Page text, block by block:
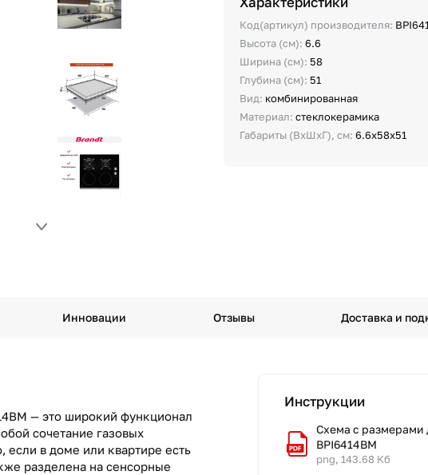
Код(артикул) производителя:
Высота (см):6.6
Ширина (см): 58
Глубина (см): 51
Вид: комбинированная
Материал:стеклокерамика
Габариты (ВхШхГ), см:6.6х58х51
Инновации Отзывы Доставка и
— это широкий функционал
сочетание газовых
если в доме или квартире есть
разделена на сенсорные
Инструкции
Схема с размерами
BPI6414BM
png, 143.68 Кб